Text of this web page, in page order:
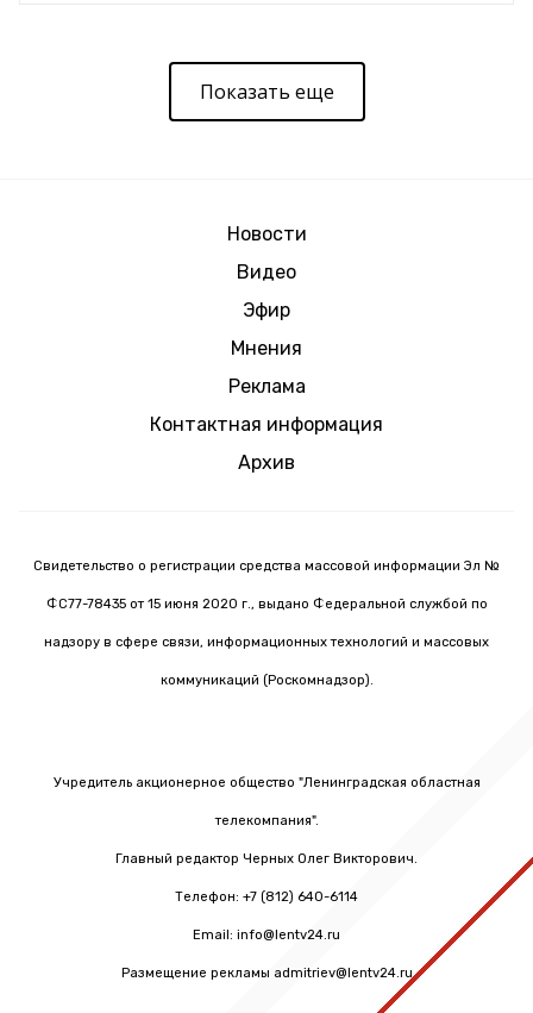
Показать еще
Новости
Видео
Эфир
Мнения
Реклама
Контактная информация
Архив
Свидетельство о регистрации средства массовой информации Эл №
ФС77-78435 от 15 июня 2020 г., выдано Федеральной службой по
надзору в сфере связи, информационных технологий и массовых
коммуникаций (Роскомнадзор).
Учредитель акционерное общество "Ленинградская областная
телекомпания".
Главный редактор Черных Олег Викторович.
Телефон: +7 (812) 640-6114
Email: info@lentv24.ru
Размещение рекламы admitriev@lentv24.ru